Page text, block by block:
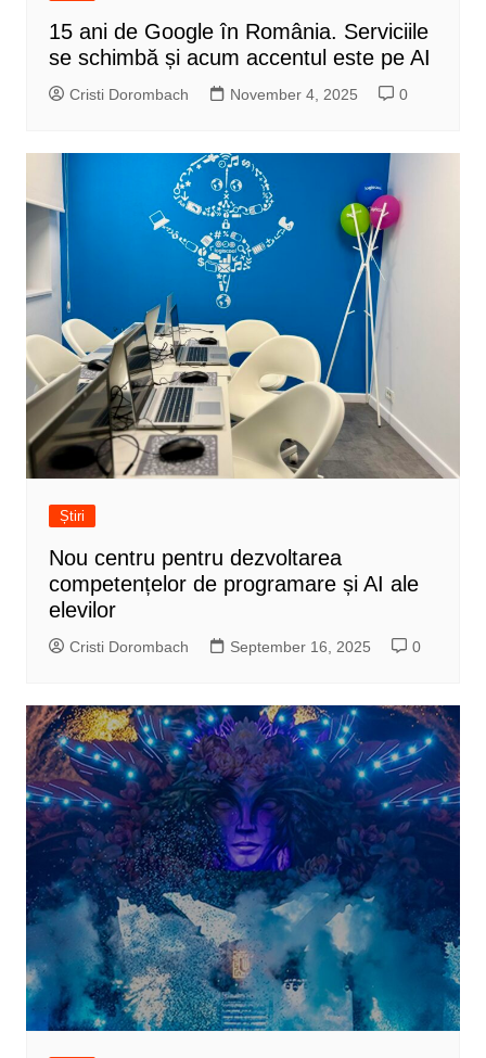
15 ani de Google în România. Serviciile
se schimbă și acum accentul este pe AI
Cristi Dorombach November 4, 2025 0
Știri
Nou centru pentru dezvoltarea
competențelor de programare și AI ale
elevilor
Cristi Dorombach September 16, 2025 0